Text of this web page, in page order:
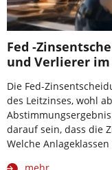
Fed -
und Verlierer
Die Fed-
des Leitzinses, wohl
darauf sein, dass die
Welche